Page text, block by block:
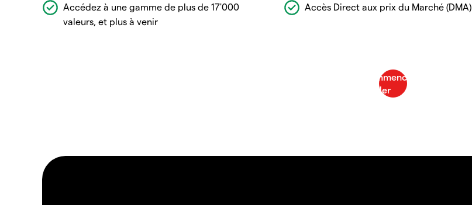
Accédez à une gamme de plus de 17'000
valeurs, et plus à venir
Accès Direct aux prix du Marché (DMA)